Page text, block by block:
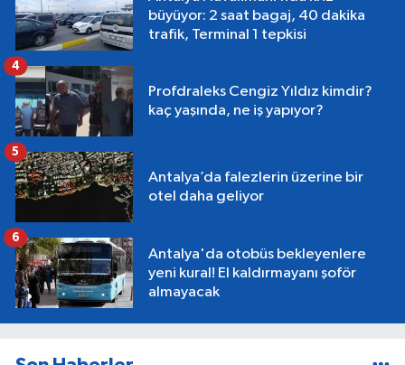
büyüyor: 2 saat bagaj, 40 dakika
trafik, Terminal 1 tepkisi
Profdraleks Cengiz Yıldız kimdir?
kaç yaşında, ne iş yapıyor?
4
Antalya’da falezlerin üzerine bir
otel daha geliyor
5
Antalya'da otobüs bekleyenlere
yeni kural! El kaldırmayanı şoför
almayacak
6